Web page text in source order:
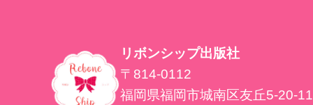
リボンシップ出版社
〒814-0112
福岡県福岡市城南区友丘5-20-11